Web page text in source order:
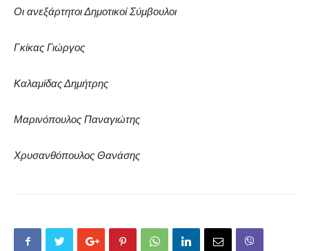
Οι ανεξάρτητοι Δημοτικοί Σύμβουλοι
Γκίκας Γιώργος
Καλαμίδας Δημήτρης
Μαρινόπουλος Παναγιώτης
Χρυσανθόπουλος Θανάσης